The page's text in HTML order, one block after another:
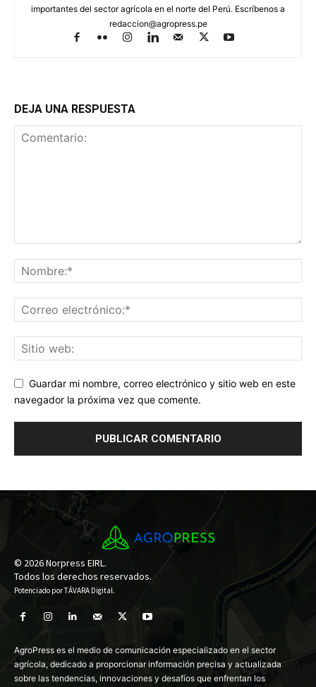
importantes del sector agrícola en el norte del Perú. Escríbenos a
redaccion@agropress.pe
DEJA UNA RESPUESTA
Guardar mi nombre, correo electrónico y sitio web en este
navegador la próxima vez que comente.
© 2026 Norpress EIRL.
Todos los derechos reservados.
Potenciado porTÁVARA Digital.
AgroPress es el medio de comunicación especializado en el sector
agrícola, dedicado a proporcionar información precisa y actualizada
sobre las tendencias, innovaciones y desafíos que enfrentan los